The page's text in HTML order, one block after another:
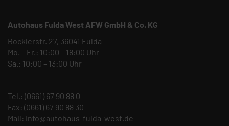
Autohaus Fulda West AFW GmbH & Co. KG
Böcklerstr. 27, 36041 Fulda
Mo. – Fr.: 10:00 – 18:00 Uhr
Sa.: 10:00 – 13:00 Uhr
Tel.: (0661) 67 90 88 0
Fax: (0661) 67 90 88 30
Mail: info@autohaus-fulda-west.de